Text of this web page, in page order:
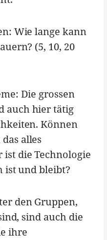
Wie lange kann
(5, 10, 20
Die grossen
auch hier tätig
Können
alles
die Technologie
ist und bleibt?
den Gruppen,
sind auch die
ihre